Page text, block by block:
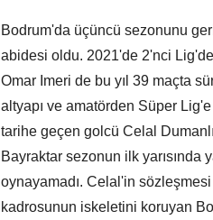
Bodrum'da üçüncü sezonunu
abidesi oldu. 2021'de 2'nci
Omar Imeri de bu yıl 39 maçta
altyapı ve amatörden Süper
tarihe geçen golcü Celal
Bayraktar sezonun ilk yarısında
oynayamadı. Celal'in
kadrosunun iskeletini koruyan